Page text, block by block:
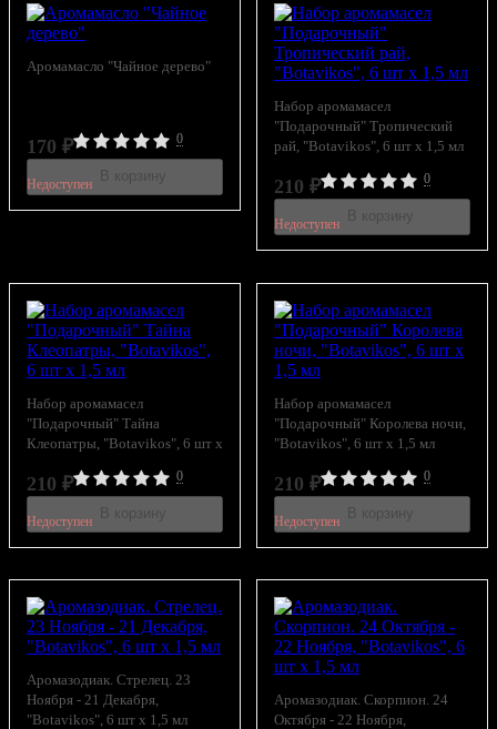
Аромамасло "Чайное дерево"
170 ₽ 0
В корзину
Недоступен
Набор аромамасел
"Подарочный" Тропический
рай, "Botavikos", 6 шт x 1,5 мл
210 ₽ 0
В корзину
Недоступен
Набор аромамасел
"Подарочный" Тайна
Клеопатры, "Botavikos", 6 шт x
210 ₽ 0
В корзину
Недоступен
Набор аромамасел
"Подарочный" Королева ночи,
"Botavikos", 6 шт x 1,5 мл
210 ₽ 0
В корзину
Недоступен
Аромазодиак. Стрелец. 23
Ноября - 21 Декабря,
"Botavikos", 6 шт x 1,5 мл
Аромазодиак. Скорпион. 24
Октября - 22 Ноября,